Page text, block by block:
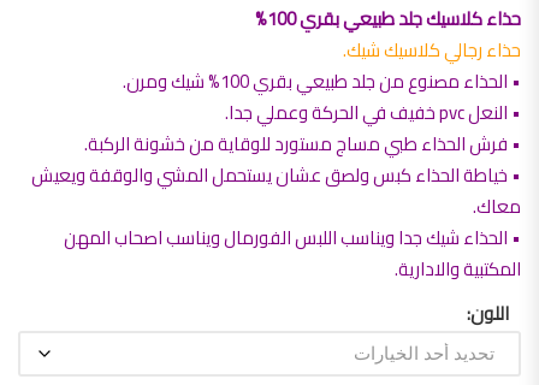
حذاء كلاسيك جلد طبيعي بقري 100%
حذاء رجالي كلاسيك شيك.
• الحذاء مصنوع من جلد طبيعي بقري 100% شيك ومرن.
• النعل pvc خفيف في الحركة وعملي جدا.
• فرش الحذاء طبي مساج مستورد للوقاية من خشونة الركبة.
• خياطة الحذاء كبس ولصق عشان يستحمل المشي والوقفة ويعيش
معاك.
• الحذاء شيك جدا ويناسب اللبس الفورمال ويناسب اصحاب المهن
المكتبية والادارية.
اللون